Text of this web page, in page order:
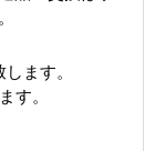
ます。
す。